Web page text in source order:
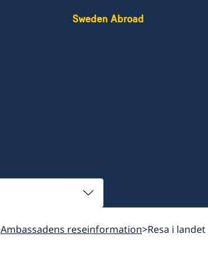
Sweden Abroad
Ambassadens reseinformation Resa i landet